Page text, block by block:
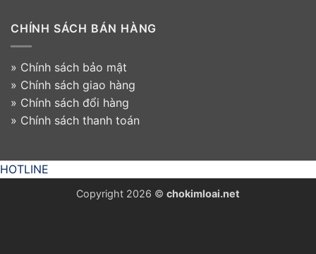
CHÍNH SÁCH BÁN HÀNG
» Chính sách bảo mật
» Chính sách giao hàng
» Chính sách đổi hàng
» Chính sách thanh toán
HOTLINE
Copyright 2026 © chokimloai.net